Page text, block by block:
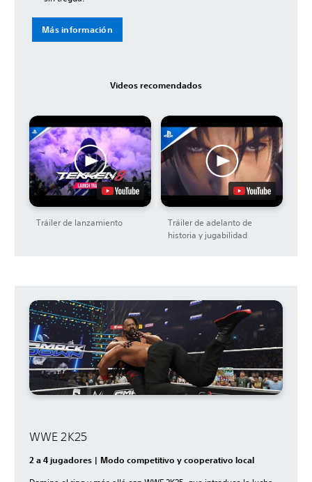
Más información
Videos recomendados
Tráiler de lanzamiento
Tráiler de adelanto de
historia y jugabilidad
WWE 2K25
2 a 4 jugadores | Modo competitivo y cooperativo local